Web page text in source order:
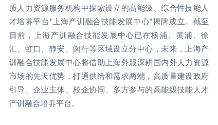
质人力资源服务机构中探索设立的高能级、综合性技能人
才培养平台"上海产训融合技能发展中心"揭牌成立。截至
目前，上海产训融合技能发展中心已在杨浦、黄浦、徐
汇、虹口、静安、闵行等区域设立分中心，未来，上海产
训融合技能发展中心将借助上海外服深耕国内外人力资源
市场的先天优势，打通供给和需求两端，高质量建设政府
引导、企业主体、校企协同、多方参与的高能级技能人才
产训融合培养平台。